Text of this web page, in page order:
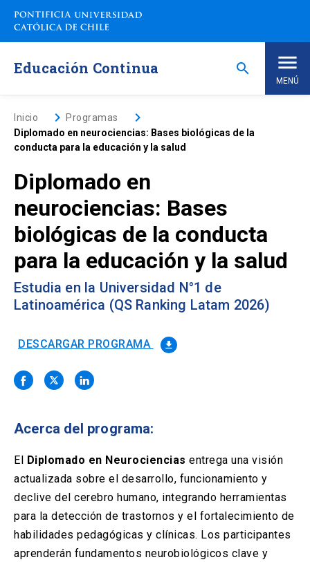
Saltar
contenido
Educación Continua search
MENÚ
Inicio
Nosotros
Programas de Estudio
Programas Corporativos
Noticias
Solicitud Certificados(El
se
Portal Empresas(El
se
nueva
Pagos y Convenios
abre
una
pestaña)
ACCESOS UC
Biblioteca launch
(El
enlace
abre
en
una
nueva
pestaña)
Mi Portal UC launch
(El
enlace
abre
en
nueva
pestaña)
Correo
(El
enlace
se
abre
en
Inicio keyboard_arrow_rightProgramas keyboard_arrow_right
Diplomado en neurociencias: Bases biológicas de la
conducta para la educación y la salud
Diplomado en
neurociencias: Bases
biológicas de la conducta
para la educación y la salud
Estudia en la Universidad N°1 de
Latinoamérica (QS Ranking Latam 2026)
DESCARGAR PROGRAMA file_download
Acerca del programa:
El Diplomado en Neurociencias entrega una visión
actualizada sobre el desarrollo, funcionamiento y
declive del cerebro humano, integrando herramientas
para la detección de trastornos y el fortalecimiento de
habilidades pedagógicas y clínicas. Los participantes
aprenderán fundamentos neurobiológicos clave y